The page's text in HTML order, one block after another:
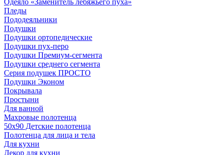
Одеяло «Заменитель лебяжьего пуха»
Пледы
Пододеяльники
Подушки
Подушки ортопедические
Подушки пух-перо
Подушки Премиум-сегмента
Подушки среднего сегмента
Серия подушек ПРОСТО
Подушки Эконом
Покрывала
Простыни
Для ванной
Махровые полотенца
50х90 Детские полотенца
Полотенца для лица и тела
Для кухни
Декор для кухни